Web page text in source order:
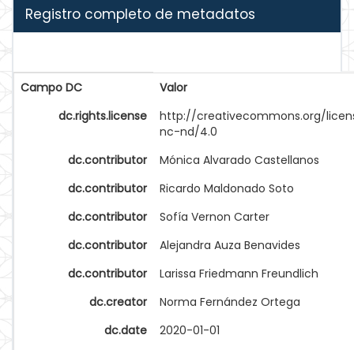
Registro completo de metadatos
Campo DC
Valor
dc.rights.license
http://creativecommons.org/
nc-nd/4.0
dc.contributor
Mónica Alvarado Castellanos
dc.contributor
Ricardo Maldonado Soto
dc.contributor
Sofía Vernon Carter
dc.contributor
Alejandra Auza Benavides
dc.contributor
Larissa Friedmann Freundlich
dc.creator
Norma Fernández Ortega
dc.date
2020-01-01